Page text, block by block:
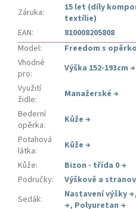
Záruka:
15 let (díly
textílie)
EAN:
810008205808
Model: Freedom s
Vhodné
pro: Výška 152-193cm →
Využití
židle: Manažerské →
Bederní
opěrka: Kůže →
Potahová
látka: Kůže →
Kůže: Bizon - třída 0→
Područky: Výškově a
Sedák: Nastavení výšky→,
→, Polyuretan →